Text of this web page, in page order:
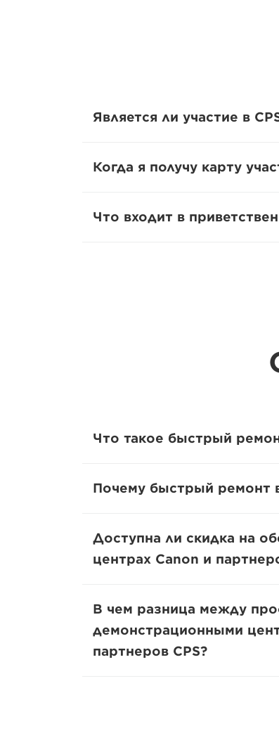
Является ли участие в
Когда я получу карту
Что входит в
Что такое быстрый
Почему быстрый ремонт
Доступна ли скидка на
центрах Canon и
В чем разница между
демонстрационными
партнеров CPS?